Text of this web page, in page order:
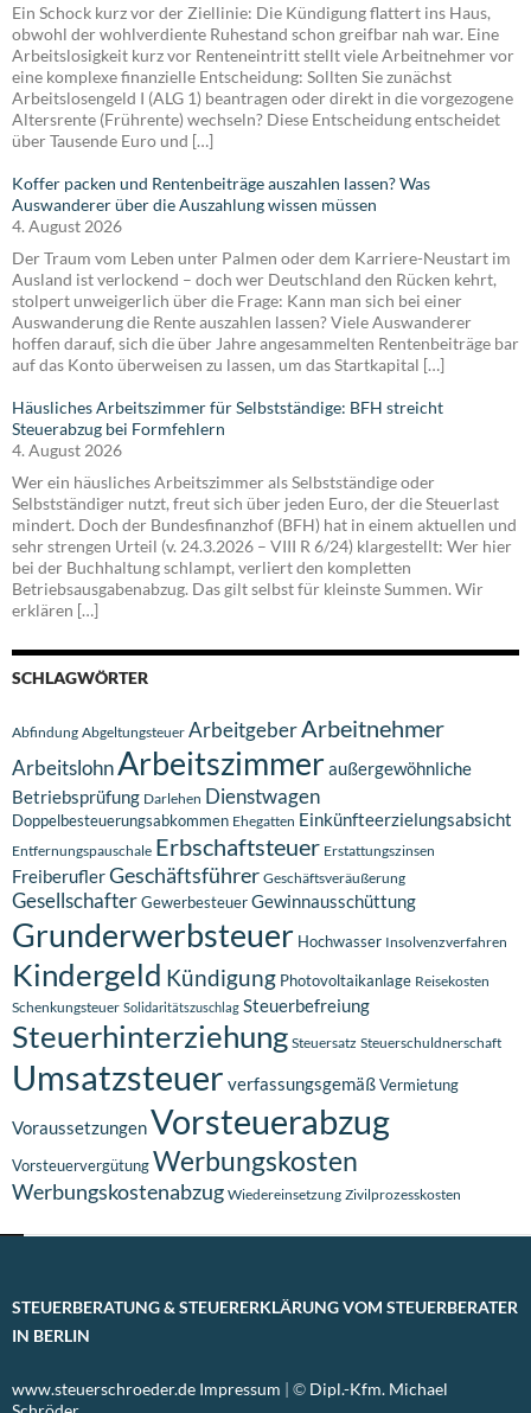
Ein Schock kurz vor der Ziellinie: Die Kündigung flattert ins Haus,
obwohl der wohlverdiente Ruhestand schon greifbar nah war. Eine
Arbeitslosigkeit kurz vor Renteneintritt stellt viele Arbeitnehmer vor
eine komplexe finanzielle Entscheidung: Sollten Sie zunächst
Arbeitslosengeld I (ALG 1) beantragen oder direkt in die vorgezogene
Altersrente (Frührente) wechseln? Diese Entscheidung entscheidet
über Tausende Euro und […]
Koffer packen und Rentenbeiträge auszahlen lassen? Was
Auswanderer über die Auszahlung wissen müssen
4. August 2026
Der Traum vom Leben unter Palmen oder dem Karriere-Neustart im
Ausland ist verlockend – doch wer Deutschland den Rücken kehrt,
stolpert unweigerlich über die Frage: Kann man sich bei einer
Auswanderung die Rente auszahlen lassen? Viele Auswanderer
hoffen darauf, sich die über Jahre angesammelten Rentenbeiträge bar
auf das Konto überweisen zu lassen, um das Startkapital […]
Häusliches Arbeitszimmer für Selbstständige: BFH streicht
Steuerabzug bei Formfehlern
4. August 2026
Wer ein häusliches Arbeitszimmer als Selbstständige oder
Selbstständiger nutzt, freut sich über jeden Euro, der die Steuerlast
mindert. Doch der Bundesfinanzhof (BFH) hat in einem aktuellen und
sehr strengen Urteil (v. 24.3.2026 – VIII R 6/24) klargestellt: Wer hier
bei der Buchhaltung schlampt, verliert den kompletten
Betriebsausgabenabzug. Das gilt selbst für kleinste Summen. Wir
erklären […]
SCHLAGWÖRTER
Abfindung Abgeltungsteuer ArbeitgeberArbeitnehmer
ArbeitslohnArbeitszimmeraußergewöhnliche
Betriebsprüfung Darlehen Dienstwagen
Doppelbesteuerungsabkommen Ehegatten Einkünfteerzielungsabsicht
Entfernungspauschale Erbschaftsteuer Erstattungszinsen
FreiberuflerGeschäftsführer Geschäftsveräußerung
GesellschafterGewerbesteuerGewinnausschüttung
Grunderwerbsteuer Hochwasser Insolvenzverfahren
Kindergeld Kündigung Photovoltaikanlage Reisekosten
Schenkungsteuer Solidaritätszuschlag Steuerbefreiung
Steuerhinterziehung Steuersatz Steuerschuldnerschaft
Umsatzsteuer verfassungsgemäßVermietung
VoraussetzungenVorsteuerabzug
VorsteuervergütungWerbungskosten
Werbungskostenabzug Wiedereinsetzung Zivilprozesskosten
STEUERBERATUNG & STEUERERKLÄRUNG VOM STEUERBERATER
IN BERLIN
www.steuerschroeder.de Impressum | © Dipl.-Kfm. Michael